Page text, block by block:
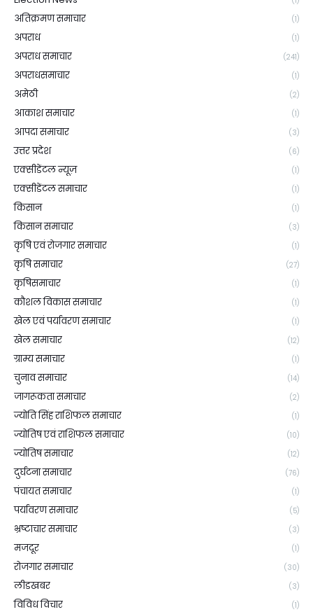
अतिक्रमण समाचार (1)
अपराध (1)
अपराध समाचार (241)
अपराधसमाचार (1)
अमेठी (2)
आकाश समाचार (1)
आपदा समाचार (3)
उत्तर प्रदेश (6)
एक्सीडेंटल न्यूज़ (1)
एक्सीडेंटल समाचार (1)
किसान (1)
किसान समाचार (3)
कृषि एवं रोजगार समाचार (1)
कृषि समाचार (27)
कृषिसमाचार (1)
कौशल विकास समाचार (1)
खेल एवं पर्यावरण समाचार (1)
खेल समाचार (12)
ग्राम्य समाचार (1)
चुनाव समाचार (14)
जागरूकता समाचार (2)
ज्योति सिंह राशिफल समाचार (1)
ज्योतिष एवं राशिफल समाचार (10)
ज्योतिष समाचार (12)
दुर्घटना समाचार (76)
पंचायत समाचार (1)
पर्यावरण समाचार (5)
भ्रष्टाचार समाचार (3)
मजदूर (1)
रोजगार समाचार (30)
लीडखबर (3)
विविध विचार (1)